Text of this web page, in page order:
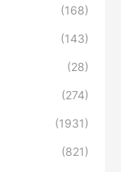
(168)
(143)
(28)
(274)
(1931)
(821)